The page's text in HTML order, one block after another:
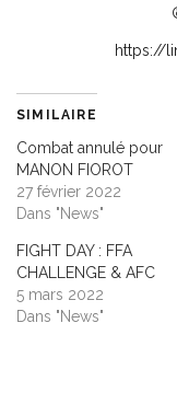
https://
SIMILAIRE
Combat annulé pour
MANON FIOROT
27 février 2022
Dans "News"
FIGHT DAY : FFA
CHALLENGE & AFC
5 mars 2022
Dans "News"